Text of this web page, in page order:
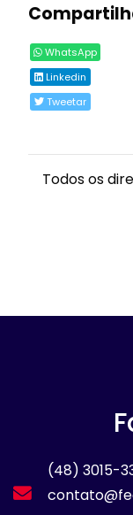
WhatsApp
Linkedin
Tweetar
Todos os
(48) 3015-